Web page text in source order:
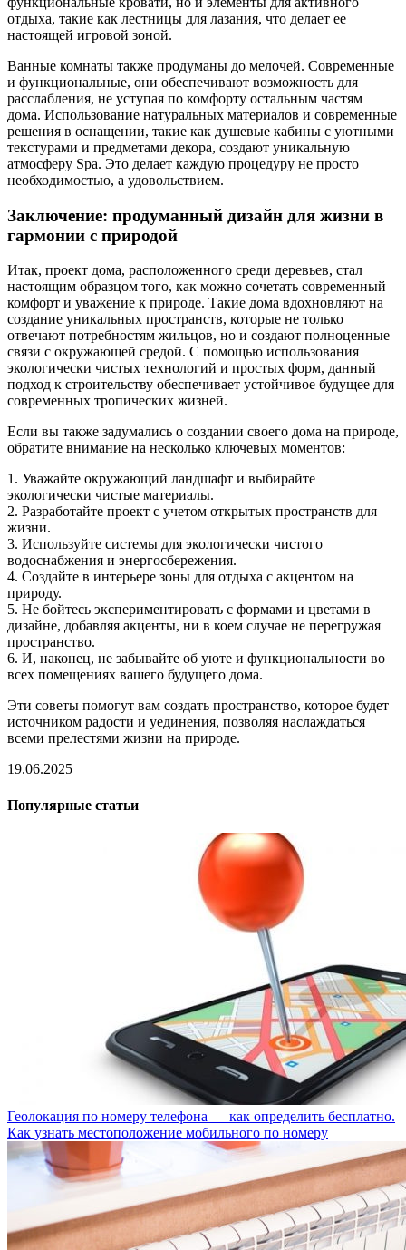
отдыха, такие как лестницы для лазания, что делает ее
настоящей игровой зоной.
Ванные комнаты также продуманы до мелочей. Современные
и функциональные, они обеспечивают возможность для
расслабления, не уступая по комфорту остальным частям
дома. Использование натуральных материалов и современные
решения в оснащении, такие как душевые кабины с уютными
текстурами и предметами декора, создают уникальную
атмосферу Spa. Это делает каждую процедуру не просто
необходимостью, а удовольствием.
Заключение: продуманный дизайн для жизни в
гармонии с природой
Итак, проект дома, расположенного среди деревьев, стал
настоящим образцом того, как можно сочетать современный
комфорт и уважение к природе. Такие дома вдохновляют на
создание уникальных пространств, которые не только
отвечают потребностям жильцов, но и создают полноценные
связи с окружающей средой. С помощью использования
экологически чистых технологий и простых форм, данный
подход к строительству обеспечивает устойчивое будущее для
современных тропических жизней.
Если вы также задумались о создании своего дома на природе,
обратите внимание на несколько ключевых моментов:
1. Уважайте окружающий ландшафт и выбирайте
экологически чистые материалы.
2. Разработайте проект с учетом открытых пространств для
жизни.
3. Используйте системы для экологически чистого
водоснабжения и энергосбережения.
4. Создайте в интерьере зоны для отдыха с акцентом на
природу.
5. Не бойтесь экспериментировать с формами и цветами в
дизайне, добавляя акценты, ни в коем случае не перегружая
пространство.
6. И, наконец, не забывайте об уюте и функциональности во
всех помещениях вашего будущего дома.
Эти советы помогут вам создать пространство, которое будет
источником радости и уединения, позволяя наслаждаться
всеми прелестями жизни на природе.
19.06.2025
Популярные статьи
Геолокация по номеру телефона — как определить бесплатно.
Как узнать местоположение мобильного по номеру